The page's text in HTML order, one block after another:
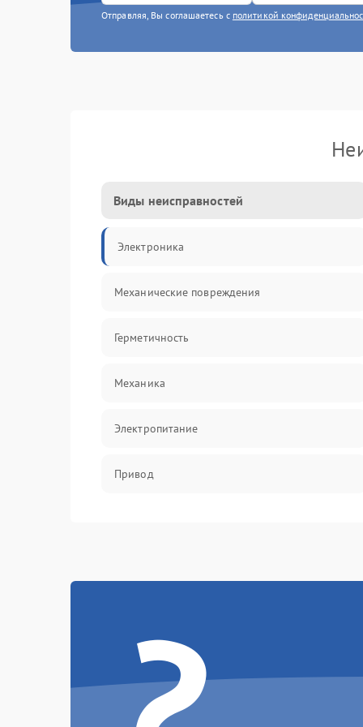
Отправляя, Вы соглашаетесь с политикой
Виды неисправностей
Электроника
Механические повреждения
Герметичность
Механика
Электропитание
Привод